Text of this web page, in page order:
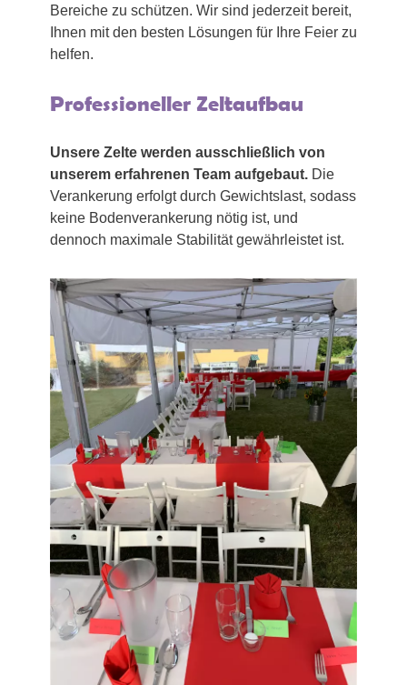
Bereiche zu schützen. Wir sind jederzeit bereit,
Ihnen mit den besten Lösungen für Ihre Feier zu
helfen.
Professioneller Zeltaufbau
Unsere Zelte werden ausschließlich von
unserem erfahrenen Team aufgebaut. Die
Verankerung erfolgt durch Gewichtslast, sodass
keine Bodenverankerung nötig ist, und
dennoch maximale Stabilität gewährleistet ist.